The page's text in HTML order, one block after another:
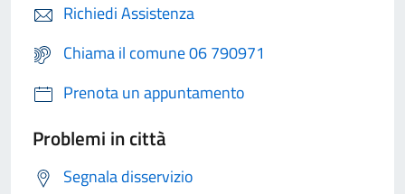
Richiedi Assistenza
Chiama il comune 06 790971
Prenota un appuntamento
Problemi in città
Segnala disservizio